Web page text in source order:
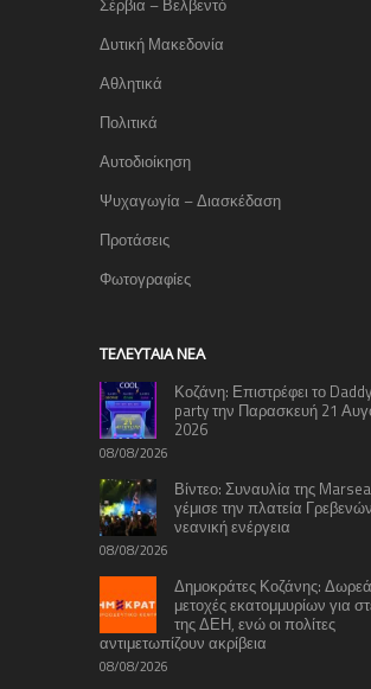
Δυτική Μακεδονία
Αθλητικά
Πολιτικά
Αυτοδιοίκηση
Ψυχαγωγία – Διασκέδαση
Προτάσεις
Φωτογραφίες
TΕΛΕΥΤΑΊΑ ΝΈΑ
Κοζάνη: Επιστρέφει το
party την Παρασκευή 21
2026
08/08/2026
Βίντεο: Συναυλία της
γέμισε την πλατεία
νεανική ενέργεια
08/08/2026
Δημοκράτες Κοζάνης:
μετοχές εκατομμυρίων για
της ΔΕΗ, ενώ οι πολίτες
αντιμετωπίζουν ακρίβεια
08/08/2026